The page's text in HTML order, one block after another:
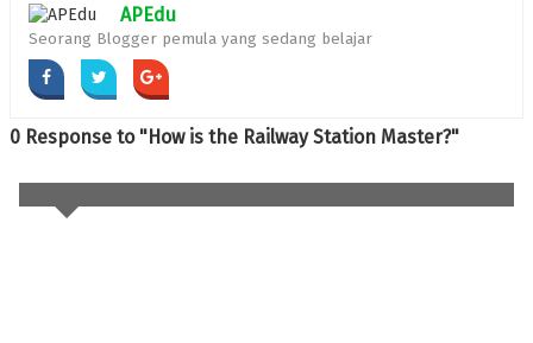
APEdu
Seorang Blogger pemula yang sedang belajar
0 Response to "How is the Railway Station Master?"